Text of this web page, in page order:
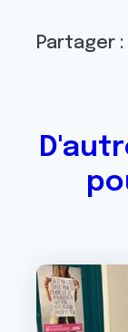
Partager :
Image